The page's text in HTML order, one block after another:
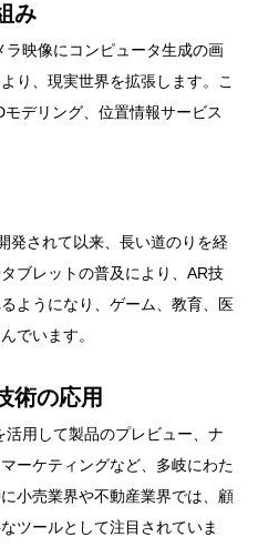
み
映像にコンピュータ生成の画
り、現実世界を拡張します。こ
デリング、位置情報サービス
発されて以来、長い道のりを経
ブレットの普及により、AR技
ようになり、ゲーム、教育、医
でいます。
術の応用
用して製品のプレビュー、ナ
ーケティングなど、多岐にわた
小売業界や不動産業界では、顧
ツールとして注目されていま